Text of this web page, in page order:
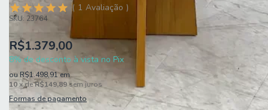
1 Avaliação
SKU: 23764
R$1.379,00
8% de desconto à vista no Pix
ou R$1.498,91em
10x deR$149,89 sem juros
Formas de pagamento